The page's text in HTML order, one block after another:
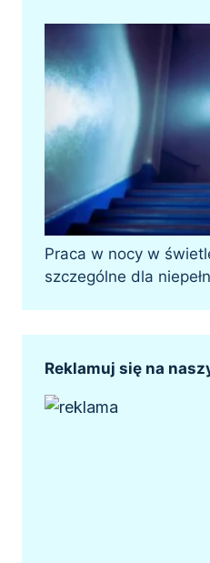
Praca w nocy w
szczególne dla
Reklamuj się na